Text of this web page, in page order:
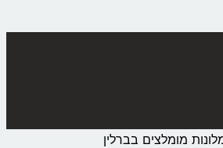
מומלצים בברלין